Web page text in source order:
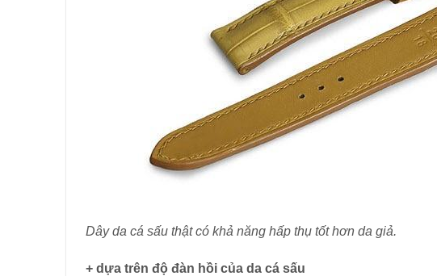
Dây da cá sấu thật có khả năng hấp thụ tốt hơn da giả.
+ dựa trên độ đàn hồi của da cá sấu